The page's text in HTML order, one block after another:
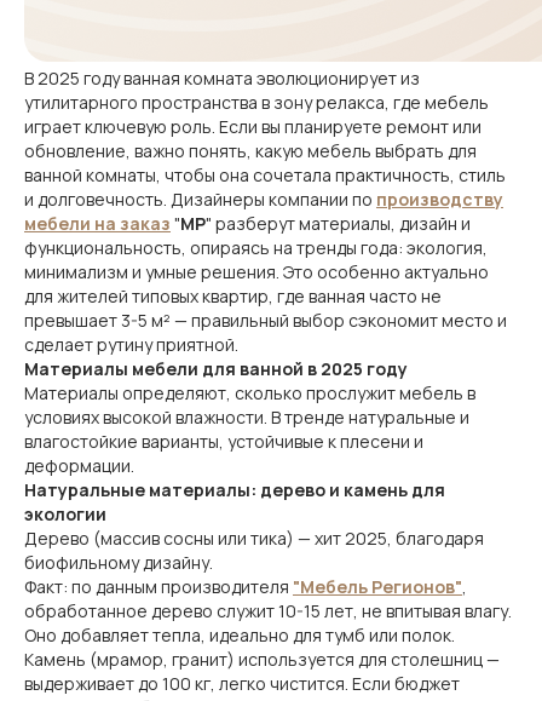
В 2025 году ванная комната эволюционирует из
утилитарного пространства в зону релакса, где мебель
играет ключевую роль. Если вы планируете ремонт или
обновление, важно понять, какую мебель выбрать для
ванной комнаты, чтобы она сочетала практичность, стиль
и долговечность. Дизайнеры компании по производству
мебели на заказ "МР" разберут материалы, дизайн и
функциональность, опираясь на тренды года: экология,
минимализм и умные решения. Это особенно актуально
для жителей типовых квартир, где ванная часто не
превышает 3-5 м² — правильный выбор сэкономит место и
сделает рутину приятной.
Материалы мебели для ванной в 2025 году
Материалы определяют, сколько прослужит мебель в
условиях высокой влажности. В тренде натуральные и
влагостойкие варианты, устойчивые к плесени и
деформации.
Натуральные материалы: дерево и камень для
экологии
Дерево (массив сосны или тика) — хит 2025, благодаря
биофильному дизайну.
Факт: по данным производителя "Мебель Регионов",
обработанное дерево служит 10-15 лет, не впитывая влагу.
Оно добавляет тепла, идеально для тумб или полок.
Камень (мрамор, гранит) используется для столешниц —
выдерживает до 100 кг, легко чистится. Если бюджет